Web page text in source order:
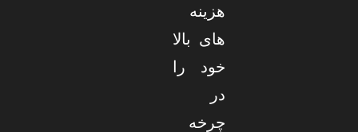
هزینه
های بالا
خود را
در
چرخه